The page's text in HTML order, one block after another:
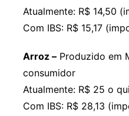
Atualmente: R$ 14,50
Com IBS: R$ 15,17
Arroz –Produzido em
consumidor
Atualmente: R$ 25 o
Com IBS: R$ 28,13